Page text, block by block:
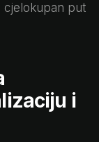
cjelokupan put
i